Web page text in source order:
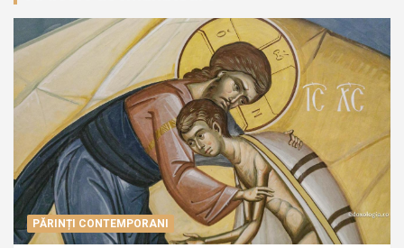
PĂRINȚI CONTEMPORANI